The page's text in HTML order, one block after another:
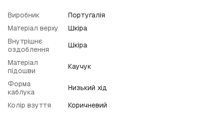
Виробник
Португалія
Матеріал верху
Шкіра
Внутрішнє
оздоблення
Шкіра
Матеріал
підошви
Каучук
Форма
каблука
Низький хід
Колір взуття
Коричневий